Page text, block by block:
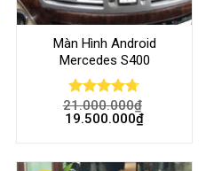
Màn Hình Android
Mercedes S400
Rated4.68
out of 5
21.000.000₫
19.500.000₫